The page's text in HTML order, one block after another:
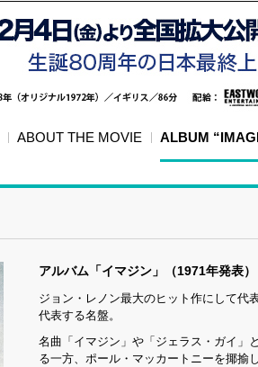
ABOUT THE MOVIE ALBUM
アルバム「イマジン」（1971年発表）
ジョン・レノン最大のヒット作にして代
代表する名盤。
名曲「イマジン」や「ジェラス・ガイ」
る一方、ポール・マッカートニーを揶揄